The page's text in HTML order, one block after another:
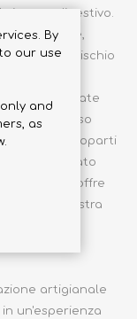
sistema digestivo.
digestione,
e ridurre il rischio
Le marmellate
spesso
alle controparti
combinato
frutta, offre
la nostra
artigianale
un'esperienza
By
our use
and
as